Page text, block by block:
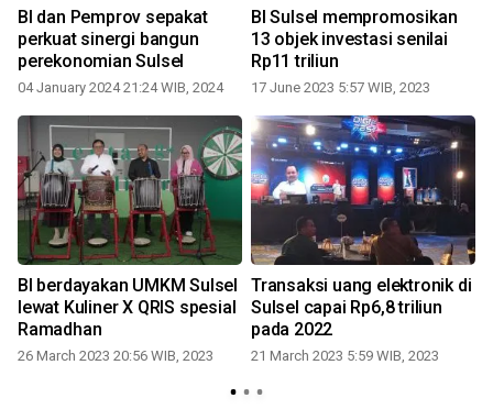
BI dan Pemprov sepakat
perkuat sinergi bangun
perekonomian Sulsel
04 January 2024 21:24 WIB, 2024
BI Sulsel mempromosikan
13 objek investasi senilai
Rp11 triliun
17 June 2023 5:57 WIB, 2023
BI berdayakan UMKM Sulsel
lewat Kuliner X QRIS spesial
Ramadhan
26 March 2023 20:56 WIB, 2023
Transaksi uang elektronik di
Sulsel capai Rp6,8 triliun
pada 2022
21 March 2023 5:59 WIB, 2023